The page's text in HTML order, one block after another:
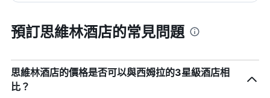
預訂思維林酒店的常見問題
思維林酒店的價格是否可以與西姆拉的3星級酒店相
比？